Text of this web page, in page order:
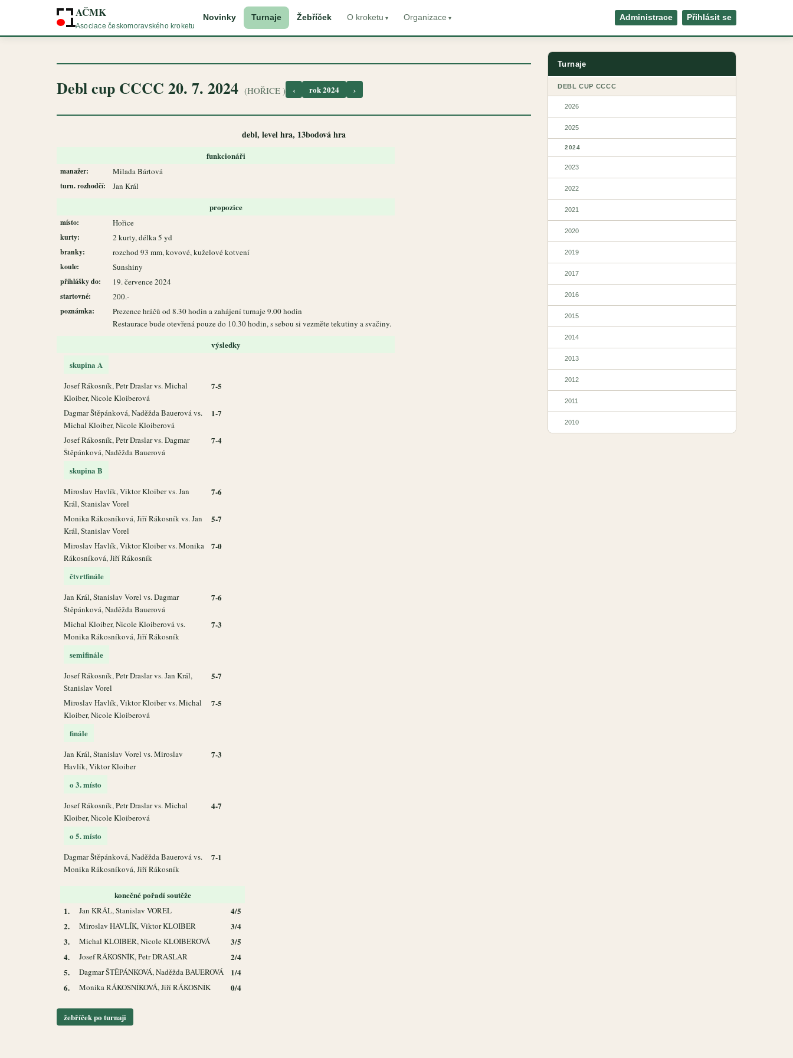
AČMK
Asociace českomoravského kroketu
Novinky Turnaje Žebříček O kroketu Organizace Administrace Přihlásit se
Debl cup CCCC 20. 7. 2024 (HOŘICE ) ‹ rok 2024 ›
debl, level hra, 13bodová hra
funkcionáři
manažer: Milada Bártová
turn. rozhodčí: Jan Král
propozice
místo: Hořice
kurty: 2 kurty, délka 5 yd
branky: rozchod 93 mm, kovové, kuželové kotvení
koule: Sunshiny
přihlášky do: 19. července 2024
startovné: 200.-
poznámka:
Prezence hráčů od 8.30 hodin a zahájení turnaje 9.00 hodin
Restaurace bude otevřená pouze do 10.30 hodin, s sebou si vezměte tekutiny a svačiny.
výsledky
skupina A
Josef Rákosník, Petr Draslar vs. Michal
Kloiber, Nicole Kloiberová
7-5
Dagmar Štěpánková, Naděžda Bauerová vs.
Michal Kloiber, Nicole Kloiberová
1-7
Josef Rákosník, Petr Draslar vs. Dagmar
Štěpánková, Naděžda Bauerová
7-4
skupina B
Miroslav Havlík, Viktor Kloiber vs. Jan
Král, Stanislav Vorel
7-6
Monika Rákosníková, Jiří Rákosník vs. Jan
Král, Stanislav Vorel
5-7
Miroslav Havlík, Viktor Kloiber vs. Monika
Rákosníková, Jiří Rákosník
7-0
čtvrtfinále
Jan Král, Stanislav Vorel vs. Dagmar
Štěpánková, Naděžda Bauerová
7-6
Michal Kloiber, Nicole Kloiberová vs.
Monika Rákosníková, Jiří Rákosník
7-3
semifinále
Josef Rákosník, Petr Draslar vs. Jan Král,
Stanislav Vorel
5-7
Miroslav Havlík, Viktor Kloiber vs. Michal
Kloiber, Nicole Kloiberová
7-5
finále
Jan Král, Stanislav Vorel vs. Miroslav
Havlík, Viktor Kloiber
7-3
o 3. místo
Josef Rákosník, Petr Draslar vs. Michal
Kloiber, Nicole Kloiberová
4-7
o 5. místo
Dagmar Štěpánková, Naděžda Bauerová vs.
Monika Rákosníková, Jiří Rákosník
7-1
konečné pořadí soutěže
1.
Jan KRÁL, Stanislav VOREL
4/5
2.
Miroslav HAVLÍK, Viktor KLOIBER
3/4
3.
Michal KLOIBER, Nicole KLOIBEROVÁ
3/5
4.
Josef RÁKOSNÍK, Petr DRASLAR
2/4
5.
Dagmar ŠTĚPÁNKOVÁ, Naděžda BAUEROVÁ
1/4
6.
Monika RÁKOSNÍKOVÁ, Jiří RÁKOSNÍK 0/4
žebříček po turnaji
Turnaje
DEBL CUP CCCC
2026
2025
2024
2023
2022
2021
2020
2019
2017
2016
2015
2014
2013
2012
2011
2010